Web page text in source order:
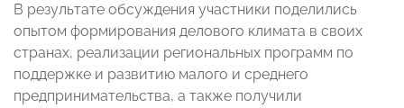
В результате обсуждения участники поделились
опытом формирования делового климата в своих
странах, реализации региональных программ по
поддержке и развитию малого и среднего
предпринимательства, а также получили